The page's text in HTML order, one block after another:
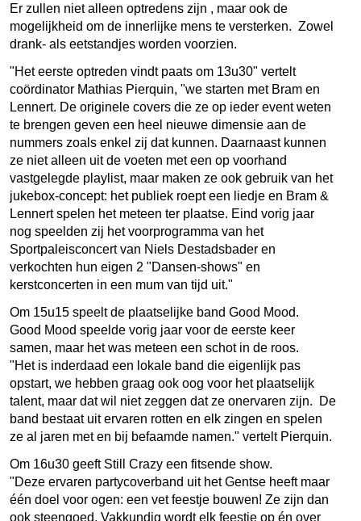
Er zullen niet alleen optredens zijn , maar ook de
mogelijkheid om de innerlijke mens te versterken. Zowel
drank- als eetstandjes worden voorzien.
"Het eerste optreden vindt paats om 13u30" vertelt
coördinator Mathias Pierquin, "we starten met Bram en
Lennert. De originele covers die ze op ieder event weten
te brengen geven een heel nieuwe dimensie aan de
nummers zoals enkel zij dat kunnen. Daarnaast kunnen
ze niet alleen uit de voeten met een op voorhand
vastgelegde playlist, maar maken ze ook gebruik van het
jukebox-concept: het publiek roept een liedje en Bram &
Lennert spelen het meteen ter plaatse. Eind vorig jaar
nog speelden zij het voorprogramma van het
Sportpaleisconcert van Niels Destadsbader en
verkochten hun eigen 2 "Dansen-shows" en
kerstconcerten in een mum van tijd uit."
Om 15u15 speelt de plaatselijke band Good Mood.
Good Mood speelde vorig jaar voor de eerste keer
samen, maar het was meteen een schot in de roos.
"Het is inderdaad een lokale band die eigenlijk pas
opstart, we hebben graag ook oog voor het plaatselijk
talent, maar dat wil niet zeggen dat ze onervaren zijn. De
band bestaat uit ervaren rotten en elk zingen en spelen
ze al jaren met en bij befaamde namen." vertelt Pierquin.
Om 16u30 geeft Still Crazy een fitsende show.
"Deze ervaren partycoverband uit het Gentse heeft maar
één doel voor ogen: een vet feestje bouwen! Ze zijn dan
ook steengoed. Vakkundig wordt elk feestje op én over